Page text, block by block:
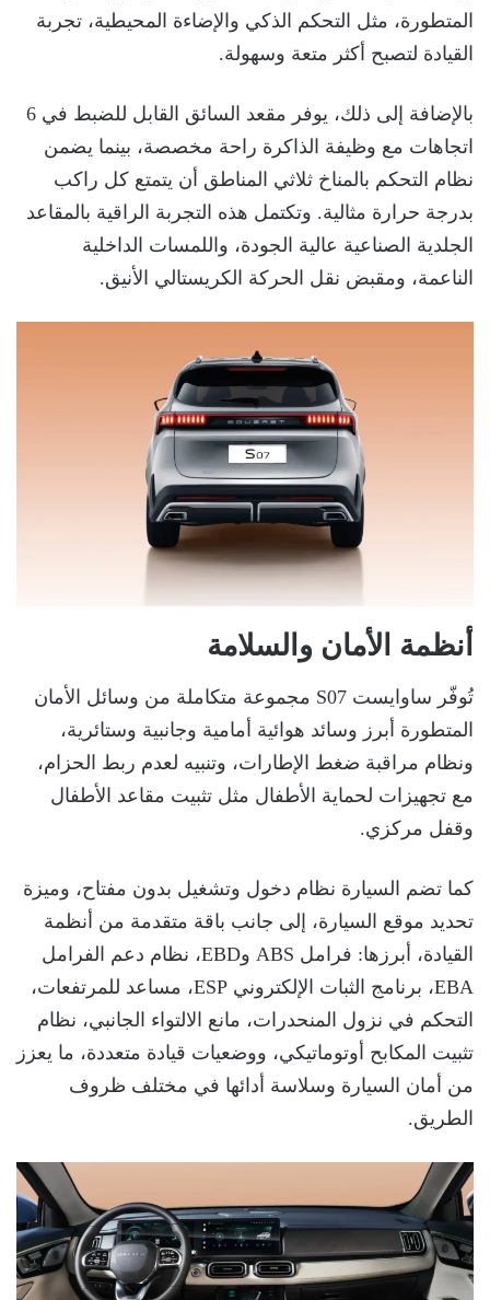
المتطورة، مثل التحكم الذكي والإضاءة المحيطية، تجربة
القيادة لتصبح أكثر متعة وسهولة.
بالإضافة إلى ذلك، يوفر مقعد السائق القابل للضبط في 6
اتجاهات مع وظيفة الذاكرة راحة مخصصة، بينما يضمن
نظام التحكم بالمناخ ثلاثي المناطق أن يتمتع كل راكب
بدرجة حرارة مثالية. وتكتمل هذه التجربة الراقية بالمقاعد
الجلدية الصناعية عالية الجودة، واللمسات الداخلية
الناعمة، ومقبض نقل الحركة الكريستالي الأنيق.
أنظمة الأمان والسلامة
تُوفّر ساوايست S07 مجموعة متكاملة من وسائل الأمان
المتطورة أبرز وسائد هوائية أمامية وجانبية وستائرية،
ونظام مراقبة ضغط الإطارات، وتنبيه لعدم ربط الحزام،
مع تجهيزات لحماية الأطفال مثل تثبيت مقاعد الأطفال
وقفل مركزي.
كما تضم السيارة نظام دخول وتشغيل بدون مفتاح، وميزة
تحديد موقع السيارة، إلى جانب باقة متقدمة من أنظمة
القيادة، أبرزها: فرامل ABS وEBD، نظام دعم الفرامل
EBA، برنامج الثبات الإلكتروني ESP، مساعد للمرتفعات،
التحكم في نزول المنحدرات، مانع الالتواء الجانبي، نظام
تثبيت المكابح أوتوماتيكي، ووضعيات قيادة متعددة، ما يعزز
من أمان السيارة وسلاسة أدائها في مختلف ظروف
الطريق.